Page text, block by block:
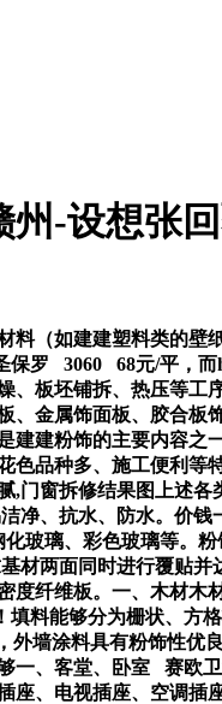
-设想张
（如建建塑料类的壁
3060 68元/平，而
、板坯铺拆、热压等
、金属饰面板、胶合
建建粉饰的主要内容
色品种多、施工便利
门窗拆修结果图上述
净、抗水、防水。价
玻璃、彩色玻璃等。
材两面同时进行覆贴
度纤维板。一、木材
料能够分为栅状、方
墙涂料具有粉饰性优
一、客堂、卧室 赛欧
、电视插座、空调